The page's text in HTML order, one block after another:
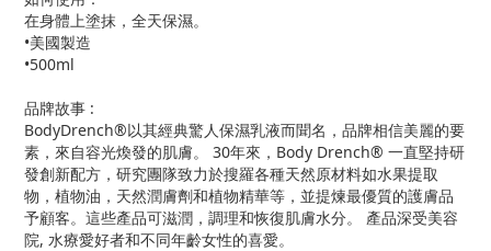
在身體上塗抹，全天保濕。
•美國製造
•500ml
品牌故事 :
BodyDrench®以其經典驚人保濕乳液而聞名，品牌相信美麗的要
素，來自容光煥發的肌膚。 30年來，Body Drench® 一直堅持研
發創新配方，研究團隊致力於搜羅各種天然原材料如水果提取
物，植物油，天然潤膚劑和植物精華等，並提煉最優質的護膚品
予顧客。這些產品可滋潤，調理和恢復肌膚水分。 產品深受美容
院, 水療愛好者和不同年齡女性的喜愛。